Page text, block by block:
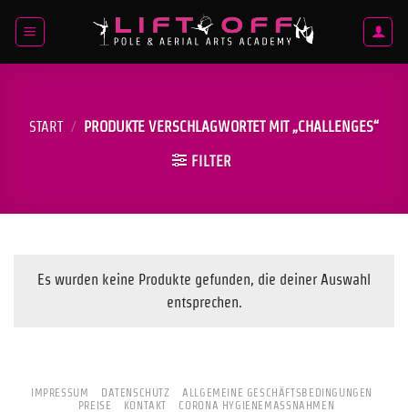
Inhalt
START / PRODUKTE VERSCHLAGWORTET MIT „CHALLENGES“
FILTER
Es wurden keine Produkte gefunden, die deiner Auswahl
entsprechen.
IMPRESSUM DATENSCHUTZ
ALLGEMEINE GESCHÄFTSBEDINGUNGEN
PREISE
KONTAKT CORONA HYGIENEMASSNAHMEN